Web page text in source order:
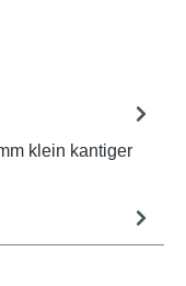
klein kantiger